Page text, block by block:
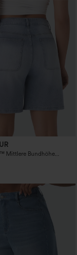
Mittlere Bundhöhe
Denim Casual